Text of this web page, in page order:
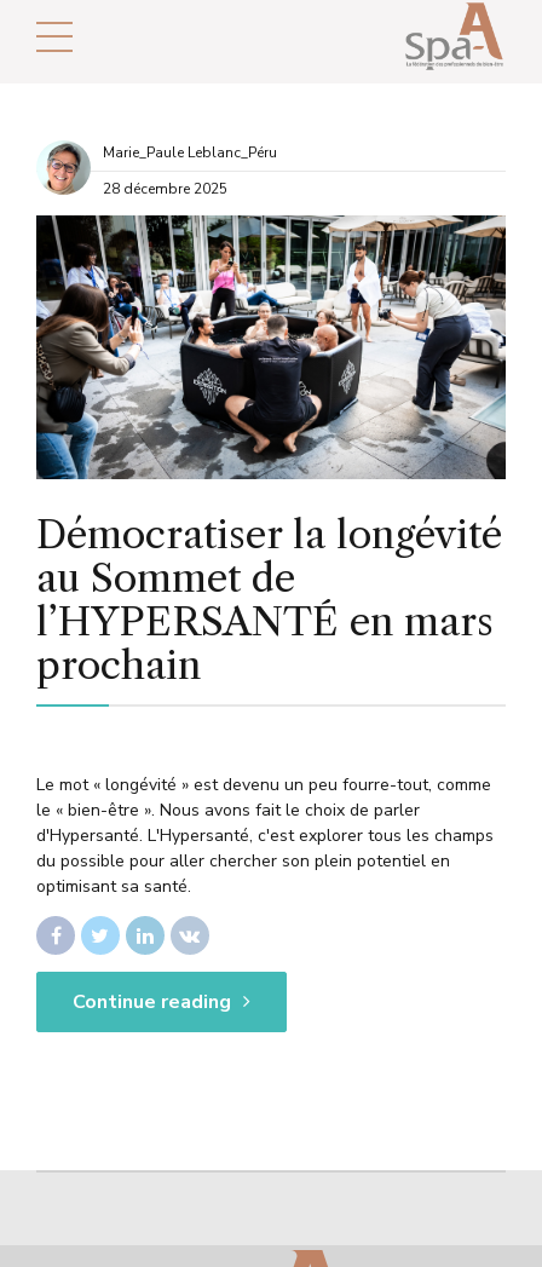
Marie_Paule Leblanc_Péru
28 décembre 2025
Démocratiser la longévité
au Sommet de
l’HYPERSANTÉ en mars
prochain
Le mot « longévité » est devenu un peu fourre-tout, comme
le « bien-être ». Nous avons fait le choix de parler
d'Hypersanté. L'Hypersanté, c'est explorer tous les champs
du possible pour aller chercher son plein potentiel en
optimisant sa santé.
Continue reading